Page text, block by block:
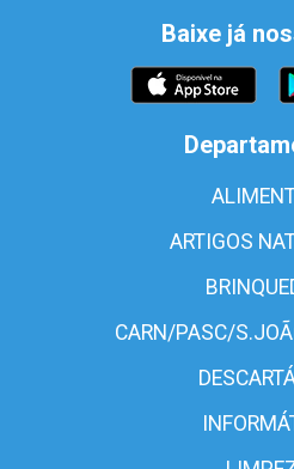
Baixe já
ARTIGOS
CARN/PASC/